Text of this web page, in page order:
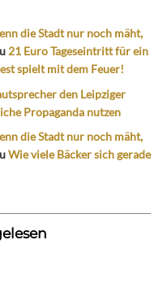
die Stadt nur noch mäht,
21 Euro Tageseintritt für ein
spielt mit dem Feuer!
den Leipziger
Propaganda nutzen
die Stadt nur noch mäht,
Wie viele Bäcker sich gerade